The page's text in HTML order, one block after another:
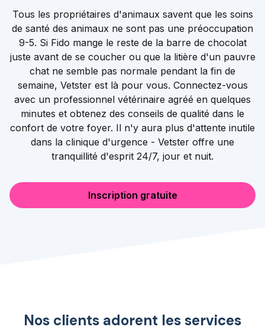
Tous les propriétaires d'animaux savent que les soins
de santé des animaux ne sont pas une préoccupation
9-5. Si Fido mange le reste de la barre de chocolat
juste avant de se coucher ou que la litière d'un pauvre
chat ne semble pas normale pendant la fin de
semaine, Vetster est là pour vous. Connectez-vous
avec un professionnel vétérinaire agréé en quelques
minutes et obtenez des conseils de qualité dans le
confort de votre foyer. Il n'y aura plus d'attente inutile
dans la clinique d'urgence - Vetster offre une
tranquillité d'esprit 24/7, jour et nuit.
Inscription gratuite
Nos clients adorent les services